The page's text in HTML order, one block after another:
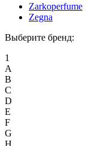
Zarkoperfume
Zegna
Выберите бренд:
1
A
B
C
D
E
F
G
H